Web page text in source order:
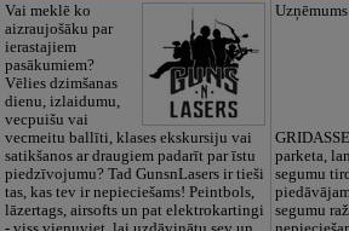
Vai meklē ko
aizraujošāku par
ierastajiem
pasākumiem?
Vēlies dzimšanas
dienu, izlaidumu,
vecpuišu vai
vecmeitu ballīti, klases ekskursiju vai
satikšanos ar draugiem padarīt par īstu
piedzīvojumu? Tad GunsnLasers ir tieši
tas, kas tev ir nepieciešams! Peintbols,
lāzertags, airsofts un pat elektrokartingi
Uzņēmums
parketa,
segumu
segumu